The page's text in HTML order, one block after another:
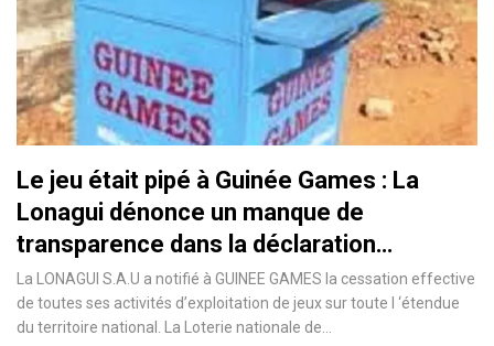
Le jeu était pipé à Guinée Games : La
Lonagui dénonce un manque de
transparence dans la déclaration…
La LONAGUI S.A.U a notifié à GUINEE GAMES la cessation effective
de toutes ses activités d’exploitation de jeux sur toute I ‘étendue
du territoire national. La Loterie nationale de…